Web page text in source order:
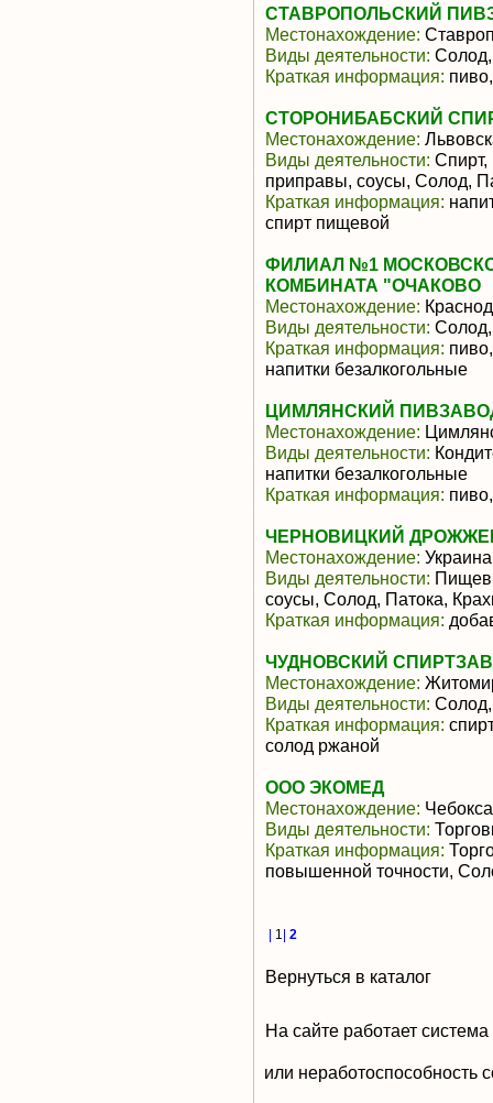
СТАВРОПОЛЬСКИЙ
Местонахождение:
Виды деятельности:
Краткая информация:
СТОРОНИБАБСКИЙ
Местонахождение:
Виды деятельности:
приправы, соусы, Солод,
Краткая информация:
спирт пищевой
ФИЛИАЛ №1
КОМБИНАТА "ОЧАКОВО
Местонахождение:
Виды деятельности: Солод,
Краткая информация:
напитки безалкогольные
ЦИМЛЯНСКИЙ
Местонахождение:
Виды деятельности:
напитки безалкогольные
Краткая информация:
ЧЕРНОВИЦКИЙ
Местонахождение: Украина
Виды деятельности:
соусы, Солод, Патока,
Краткая информация:
ЧУДНОВСКИЙ
Местонахождение:
Виды деятельности:
Краткая информация:
солод ржаной
ООО ЭКОМЕД
Местонахождение:
Виды деятельности:
Краткая информация:
повышенной точности,
1 2
Вернуться в каталог
На сайте работает
или неработоспособность